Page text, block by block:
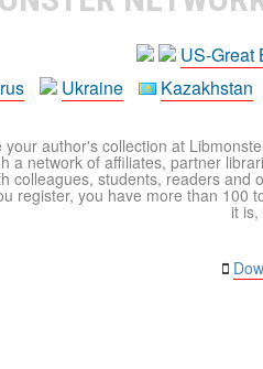
US-Great
Ukraine Kazakhstan
author's collection at
a network of affiliates, partner
colleagues, students, readers
register, you have more than 100
it